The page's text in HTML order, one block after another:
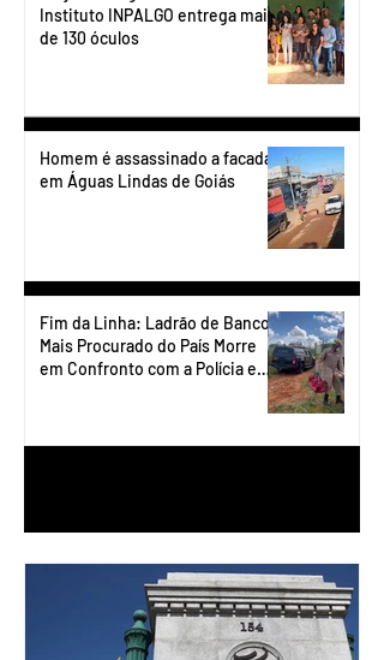
Instituto INPALGO entrega mais
de 130 óculos
Homem é assassinado a facadas
em Águas Lindas de Goiás
Fim da Linha: Ladrão de Banco
Mais Procurado do País Morre
em Confronto com a Polícia em